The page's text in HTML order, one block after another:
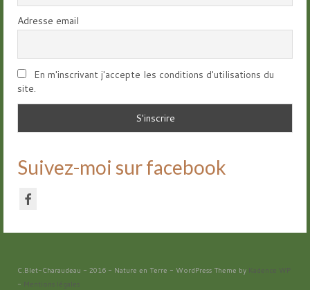
Adresse email
En m'inscrivant j'accepte les conditions d'utilisations du
site.
Suivez-moi sur facebook
C.Blet-Charaudeau - 2016 - Nature en Terre - WordPress Theme by
Kadence WP
- Mentions légales